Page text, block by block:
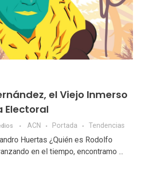
el Viejo Inmerso
Electoral
ACN Portada Tendencias
Huertas ¿Quién es Rodolfo
en el tiempo, encontramo ...